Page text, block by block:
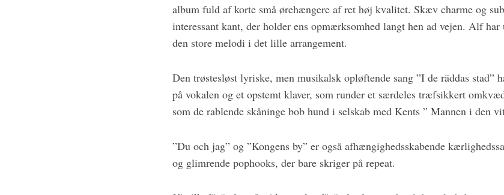
album fuld af korte små ørehængere af ret høj kvalitet. Skæv charme og
interessant kant, der holder ens opmærksomhed langt hen ad vejen. Alf
den store melodi i det lille arrangement.
Den trøstesløst lyriske, men musikalsk opløftende sang ”I de räddas stad”
på vokalen og et opstemt klaver, som runder et særdeles træfsikkert
som de rablende skåninge bob hund i selskab med Kents ” Mannen i den
”Du och jag” og ”Kongens by” er også afhængighedsskabende
og glimrende pophooks, der bare skriger på repeat.